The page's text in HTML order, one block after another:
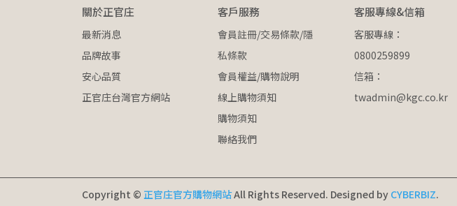
關於正官庄
最新消息
品牌故事
安心品質
正官庄台灣官方網站
客戶服務
會員註冊/交易條款/隱
私條款
會員權益/購物說明
線上購物須知
購物須知
聯絡我們
客服專線&信箱
客服專線：
0800259899
信箱：
twadmin@kgc.co.kr
Copyright © 正官庄官方購物網站All Rights Reserved. Designed by CYBERBIZ.